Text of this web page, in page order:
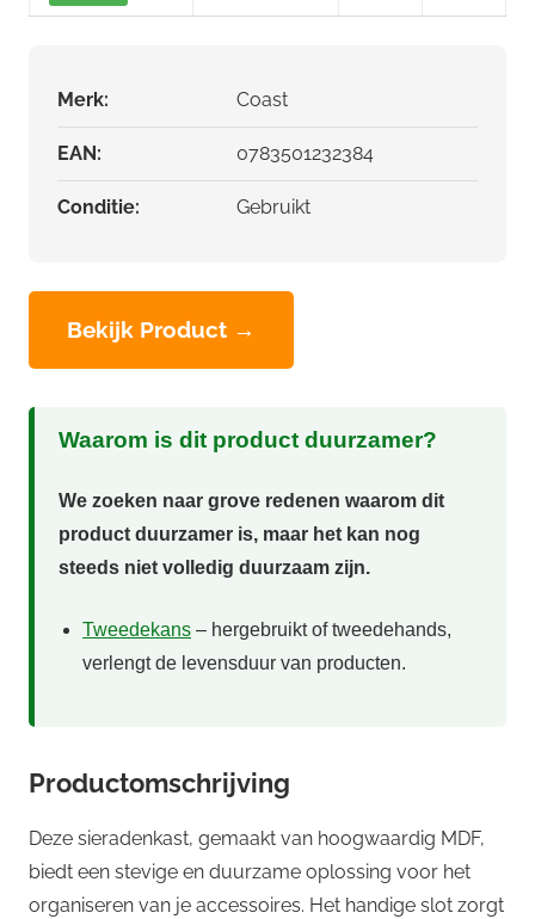
Merk: Coast
EAN: 0783501232384
Conditie: Gebruikt
Bekijk Product →
Waarom is dit product duurzamer?
We zoeken naar grove redenen waarom dit
product duurzamer is, maar het kan nog
steeds niet volledig duurzaam zijn.
Tweedekans – hergebruikt of tweedehands,
verlengt de levensduur van producten.
Productomschrijving
Deze sieradenkast, gemaakt van hoogwaardig MDF,
biedt een stevige en duurzame oplossing voor het
organiseren van je accessoires. Het handige slot zorgt